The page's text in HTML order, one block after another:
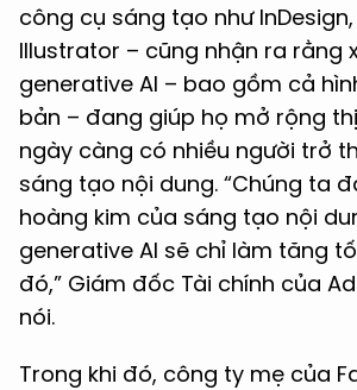
công cụ sáng tạo như
Illustrator – cũng nhận ra rằng
generative AI – bao gồm cả
bản – đang giúp họ mở rộng
ngày càng có nhiều người trở
sáng tạo nội dung. “Chúng ta
hoàng kim của sáng tạo nội
generative AI sẽ chỉ làm tăng
đó,” Giám đốc Tài chính của
nói.
Trong khi đó, công ty mẹ của